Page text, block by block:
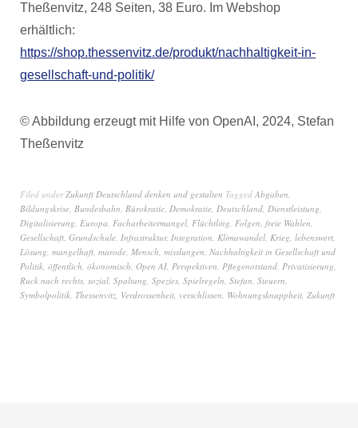
Theßenvitz, 248 Seiten, 38 Euro. Im Webshop
erhältlich:
https://shop.thessenvitz.de/produkt/nachhaltigkeit-in-
gesellschaft-und-politik/
© Abbildung erzeugt mit Hilfe von OpenAI, 2024, Stefan
Theßenvitz
Filed underZukunft Deutschland denken und gestalten Tagged Abgaben,
Bildungskrise, Bundesbahn, Bürokratie, Demokratie, Deutschland, Dienstleistung,
Digitalisierung, Europa, Facharbeitermangel, Flüchtling, Folgen, freie Wahlen,
Gesellschaft, Grundschule, Infrastruktur, Integration, Klimawandel, Krieg, lebenswert,
Lösung, mangelhaft, marode, Mensch, misslungen, Nachhaltigkeit in Gesellschaft und
Politik, öffentlich, ökonomisch, Open AI, Perspektiven, Pflegenotstand, Privatisierung,
Ruck nach rechts, sozial, Spaltung, Spezies, Spielregeln, Stefan, Steuern,
Symbolpolitik, Thessenvitz, Verdrossenheit, verschlissen, Wohnungsknappheit, Zukunft